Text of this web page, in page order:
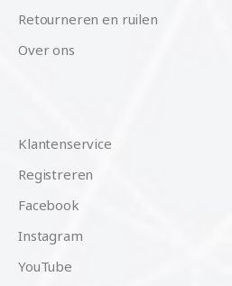
Retourneren en ruilen
Over ons
Klantenservice
Registreren
Facebook
Instagram
YouTube